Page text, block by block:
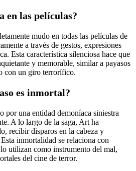
en las películas?
mudo en todas las películas de
a través de gestos, expresiones
Esta característica silenciosa hace que
y memorable, similar a payasos
con un giro terrorífico.
es inmortal?
por una entidad demoníaca siniestra
A lo largo de la saga, Art ha
recibir disparos en la cabeza y
inmortalidad se relaciona con
utilizan como instrumento del mal,
del cine de terror.